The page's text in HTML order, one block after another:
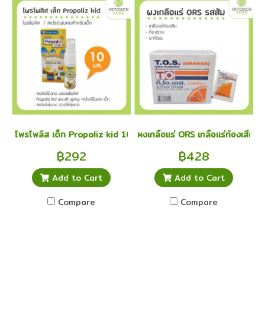
โพรโพลิส เด็ก Propoliz kid 10 มล. สเปรย์ฉีดคอ
฿292
Add to Cart
Compare
ผงเกลือแร่ ORS เกลือแร่ท้องเสีย
฿428
Add to Cart
Compare